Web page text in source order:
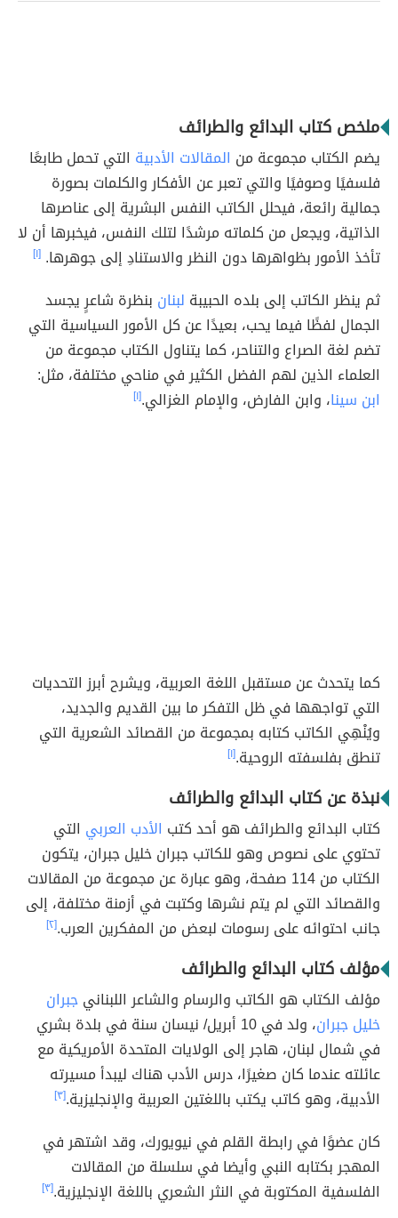
ملخص كتاب البدائع والطرائف
يضم الكتاب مجموعة من المقالات الأدبية التي تحمل طابعًا
فلسفيًا وصوفيًا والتي تعبر عن الأفكار والكلمات بصورة
جمالية رائعة، فيحلل الكاتب النفس البشرية إلى عناصرها
الذاتية، ويجعل من كلماته مرشدًا لتلك النفس، فيخبرها أن لا
تأخذ الأمور بظواهرها دون النظر والاستنادِ إلى جوهرها. [١]
ثم ينظر الكاتب إلى بلده الحبيبة لبنان بنظرة شاعرٍ يجسد
الجمال لفظًا فيما يحب، بعيدًا عن كل الأمور السياسية التي
تضم لغة الصراع والتناحر، كما يتناول الكتاب مجموعة من
العلماء الذين لهم الفضل الكثير في مناحي مختلفة، مثل:
ابن سينا، وابن الفارض، والإمام الغزالي.[١]
كما يتحدث عن مستقبل اللغة العربية، ويشرح أبرز التحديات
التي تواجهها في ظل التفكر ما بين القديم والجديد،
ويُنْهِي الكاتب كتابه بمجموعة من القصائد الشعرية التي
تنطق بفلسفته الروحية.[١]
نبذة عن كتاب البدائع والطرائف
كتاب البدائع والطرائف هو أحد كتب الأدب العربي التي
تحتوي على نصوص وهو للكاتب جبران خليل جبران، يتكون
الكتاب من 114 صفحة، وهو عبارة عن مجموعة من المقالات
والقصائد التي لم يتم نشرها وكتبت في أزمنة مختلفة، إلى
جانب احتوائه على رسومات لبعض من المفكرين العرب.[٢]
مؤلف كتاب البدائع والطرائف
مؤلف الكتاب هو الكاتب والرسام والشاعر اللبنانيجبران
خليل جبران
، ولد في 10 أبريل/ نيسان سنة في بلدة بشري
في شمال لبنان، هاجر إلى الولايات المتحدة الأمريكية مع
عائلته عندما كان صغيرًا، درس الأدب هناك ليبدأ مسيرته
الأدبية، وهو كاتب يكتب باللغتين العربية والإنجليزية.[٣]
كان عضوًا في رابطة القلم في نيويورك، وقد اشتهر في
المهجر بكتابه النبي وأيضا في سلسلة من المقالات
الفلسفية المكتوبة في النثر الشعري باللغة الإنجليزية.[٣]